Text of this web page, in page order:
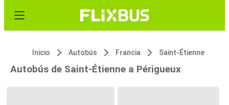
Inicio Autobús Francia Saint-Étienne
Autobús de Saint-Étienne a Périgueux